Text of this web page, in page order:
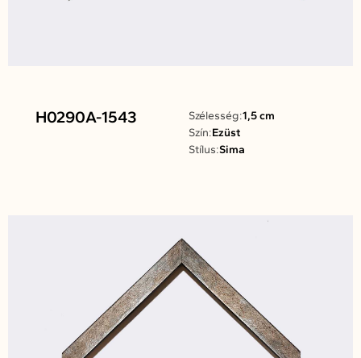
H0290A-1543 Szélesség:1,5 cm
Szín:Ezüst
Stílus:Sima